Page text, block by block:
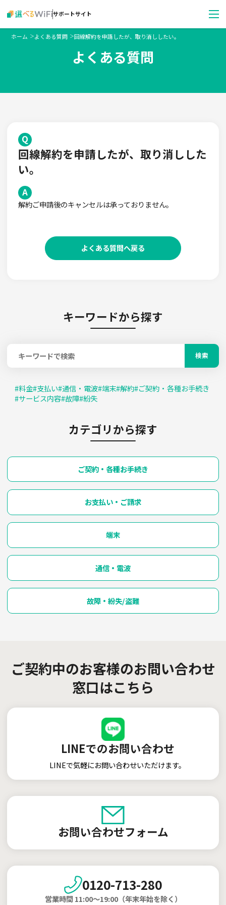
サポートサイト
ホーム ＞よくある質問 ＞回線解約を申請したが、取り消ししたい。
よくある質問
回線解約を申請したが、取り消しした
い。
解約ご申請後のキャンセルは承っておりません。
よくある質問へ戻る
キーワードから探す
検索
#料金#支払い#通信・電波#端末#解約#ご契約・各種お手続き
#サービス内容#故障#紛失
カテゴリから探す
ご契約・各種お手続き
お支払い・ご請求
端末
通信・電波
故障・紛失/盗難
ご契約中のお客様のお問い合わせ
窓口はこちら
LINEでのお問い合わせ
LINEで気軽にお問い合わせいただけます。
お問い合わせフォーム
0120-713-280
営業時間 11:00～19:00（年末年始を除く）